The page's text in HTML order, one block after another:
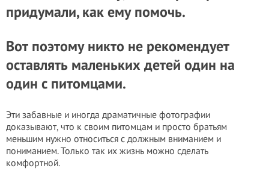
придумали, как ему помочь.
Вот поэтому никто не рекомендует
оставлять маленьких детей один на
один с питомцами.
Эти забавные и иногда драматичные фотографии
доказывают, что к своим питомцам и просто братьям
меньшим нужно относиться с должным вниманием и
пониманием. Только так их жизнь можно сделать
комфортной.